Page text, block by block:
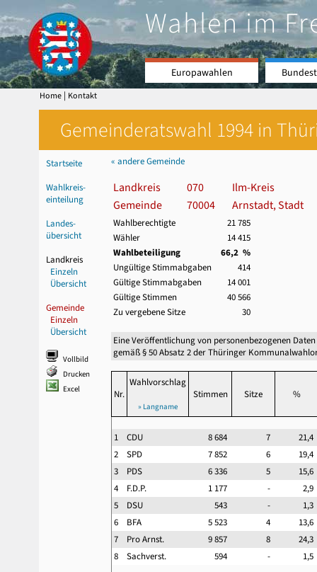
Wahlen im
Europawahlen
Home | Kontakt
Gemeinderatswahl 1994 in
Startseite
Wahlkreis-
einteilung
Landes-
übersicht
Landkreis
Einzeln
Übersicht
Gemeinde
Einzeln
Übersicht
Vollbild
Drucken
Excel
« andere Gemeinde
Landkreis 070
Ilm-Kreis
Gemeinde
70004 Arnstadt, Stadt
Wahlberechtigte
21 785
Wähler
14 415
Wahlbeteiligung
66,2 %
Ungültige Stimmabgaben
414
Gültige Stimmabgaben
14 001
Gültige Stimmen
40 566
Zu vergebene Sitze
30
Eine Veröffentlichung von personenbezogenen
gemäß § 50 Absatz 2 der Thüringer
Nr.
Wahlvorschlag
» Langname
Stimmen Sitze %
1 CDU 8 684 7
21,4
2 SPD 7 852 6
19,4
3 PDS 6 336 5
15,6
4 F.D.P. 1 177 -
2,9
5 DSU 543 -
1,3
6 BFA 5 523 4
13,6
7 Pro Arnst. 9 857 8
24,3
8 Sachverst. 594 - 1,5